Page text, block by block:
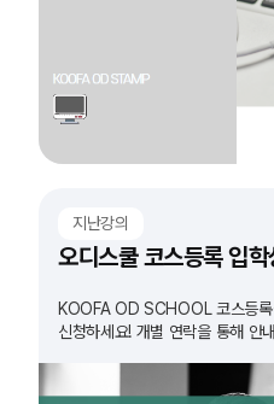
지난강의
오디스쿨 코스등록 입학
KOOFA OD SCHOOL 코스등록
신청하세요! 개별 연락을 통해 안